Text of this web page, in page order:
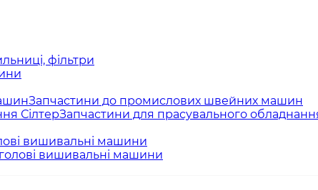
фільтри
Запчастини до промислових швейних машин
Запчастини для прасувального
вишивальні машини
вишивальні машини